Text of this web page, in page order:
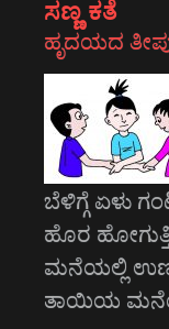
ಸಣ್ಣ ಕತೆ
ಹೃದಯದ
ಬೆಳಿಗ್ಗೆ ಏಳು
ಹೊರ
ಮನೆಯಲ್ಲಿ
ತಾಯಿಯ